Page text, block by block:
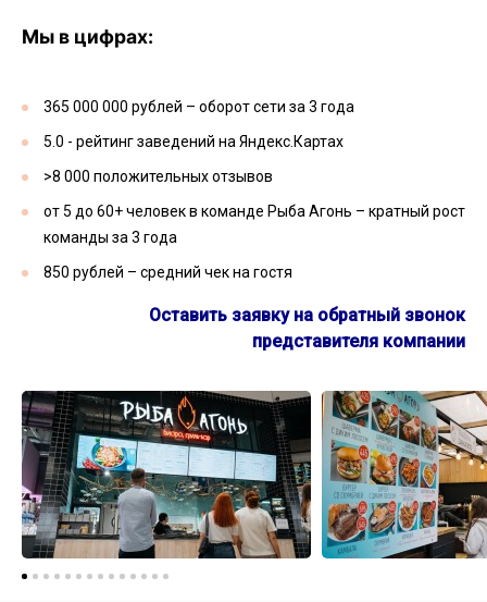
Мы в цифрах:
365 000 000 рублей – оборот сети за 3 года
5.0 - рейтинг заведений на Яндекс.Картах
>8 000 положительных отзывов
от 5 до 60+ человек в команде Рыба Агонь – кратный рост
команды за 3 года
850 рублей – средний чек на гостя
Оставить заявку на обратный звонок
представителя компании